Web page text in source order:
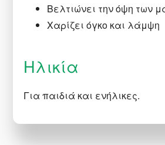
Βελτιώνει την όψη των
Χαρίζει όγκο και λάμψη
Hλικία
Για παιδιά και ενήλικες.